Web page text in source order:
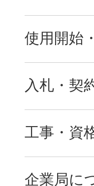
使用開始
入札・契
工事・資
企業局に